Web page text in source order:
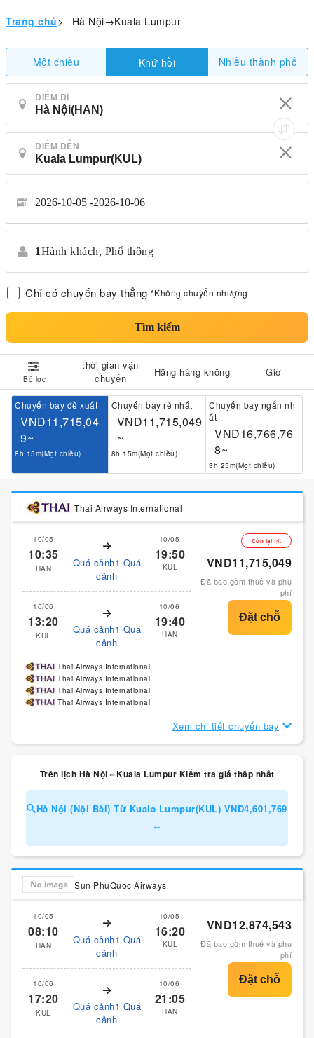
Trang chủ> Hà Nội→Kuala Lumpur
Một chiều Khứ hồi Nhiều thành phố
ĐIỂM ĐI
ĐIỂM ĐẾN
2026-10-05 2026-10-06
1Hành khách, Phổ thông
Chỉ có chuyến bay thẳng *Không chuyển nhượng
Tìm kiếm
Bộ lọc
thời gian vận
chuyển
Hãng hàng không Giờ
Chuyến bay đề xuất
VND11,715,04
9~
8h 15m(Một chiều)
Chuyến bay rẻ nhất
VND11,715,049
~
8h 15m(Một chiều)
Chuyến bay ngắn nh
ất
VND16,766,76
8~
3h 25m(Một chiều)
Thai Airways International
10/05
10:35
HAN
Quá cảnh1 Quá
cảnh
10/05
19:50
KUL
10/06
13:20
KUL
Quá cảnh1 Quá
cảnh
10/06
19:40
HAN
Còn lại :4.
VND11,715,049
Đã bao gồm thuế và phụ
phí
Thai Airways International
Thai Airways International
Thai Airways International
Thai Airways International
Xem chi tiết chuyến bay
Trên lịch Hà Nội⇔Kuala Lumpur Kiểm tra giá thấp nhất
Hà Nội (Nội Bài) Từ Kuala Lumpur(KUL) VND4,601,769
～
Sun PhuQuoc Airways
10/05
08:10
HAN
Quá cảnh1 Quá
cảnh
10/05
16:20
KUL
10/06
17:20
KUL
Quá cảnh1 Quá
cảnh
10/06
21:05
HAN
VND12,874,543
Đã bao gồm thuế và phụ
phí